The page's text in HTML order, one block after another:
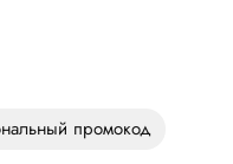
промокод